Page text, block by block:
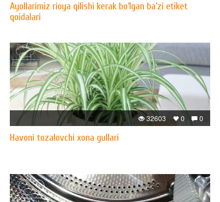
Ayollarimiz rioya qilishi kerak bo‘lgan ba’zi etiket
qoidalari
0
0
32603
Havoni tozalovchi xona gullari